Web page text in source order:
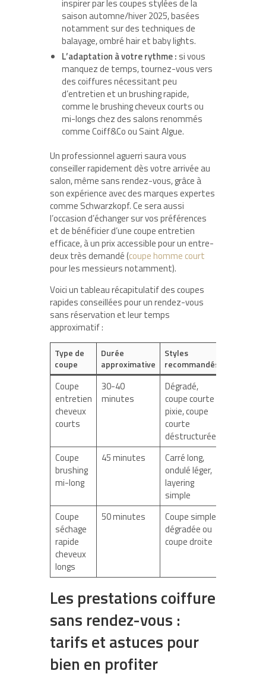
inspirer par les coupes stylées de la
saison automne/hiver 2025, basées
notamment sur des techniques de
balayage, ombré hair et baby lights.
L’adaptation à votre rythme : si vous
manquez de temps, tournez-vous vers
des coiffures nécessitant peu
d’entretien et un brushing rapide,
comme le brushing cheveux courts ou
mi-longs chez des salons renommés
comme Coiff&Co ou Saint Algue.
Un professionnel aguerri saura vous
conseiller rapidement dès votre arrivée au
salon, même sans rendez-vous, grâce à
son expérience avec des marques expertes
comme Schwarzkopf. Ce sera aussi
l’occasion d’échanger sur vos préférences
et de bénéficier d’une coupe entretien
efficace, à un prix accessible pour un entre-
deux très demandé (coupe homme court
pour les messieurs notamment).
Voici un tableau récapitulatif des coupes
rapides conseillées pour un rendez-vous
sans réservation et leur temps
approximatif :
Type de
coupe
Durée
approximative
Styles
recommandés
Coupe
entretien
cheveux
courts
30-40
minutes
Dégradé,
coupe courte
pixie, coupe
courte
déstructurée
Coupe
brushing
mi-long
45 minutes
Carré long,
ondulé léger,
layering
simple
Coupe
séchage
rapide
cheveux
longs
50 minutes
Coupe simple
dégradée ou
coupe droite
Les prestations coiffure
sans rendez-vous :
tarifs et astuces pour
bien en profiter